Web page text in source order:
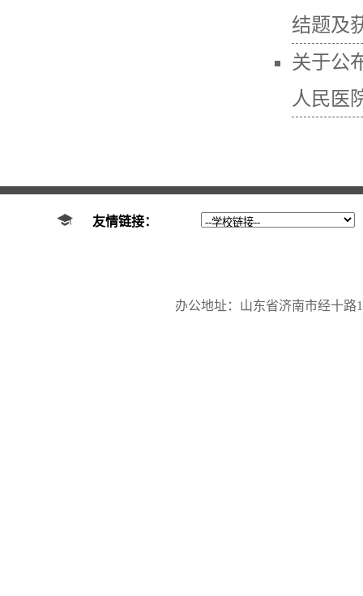
结题及
关于公
人民医
友情链接：
办公地址：山东省济南市经十路